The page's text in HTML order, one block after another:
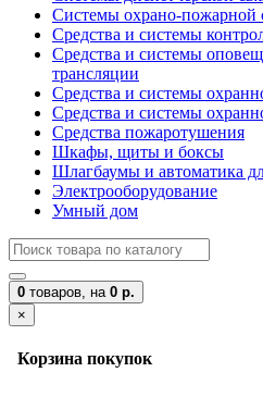
Системы охрано-
Средства и системы
Средства и системы
трансляции
Средства и системы
Средства и системы
Средства пожаротушения
Шкафы, щиты и боксы
Шлагбаумы и автоматика
Электрооборудование
Умный дом
0 товаров, на 0 р.
×
Корзина покупок